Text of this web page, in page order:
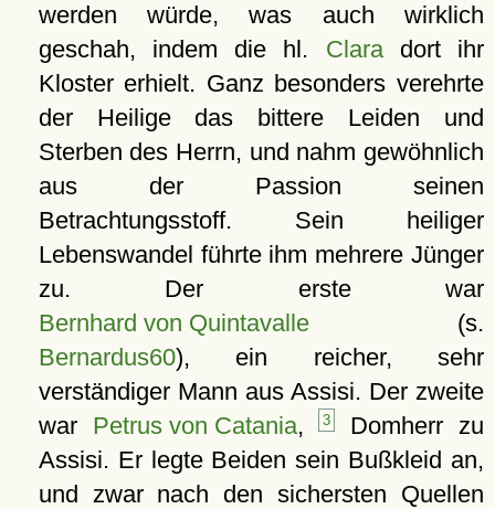
werden würde, was auch wirklich
geschah, indem die hl. Claradort ihr
Kloster erhielt. Ganz besonders verehrte
der Heilige das bittere Leiden und
Sterben des Herrn, und nahm gewöhnlich
aus der Passion seinen
Betrachtungsstoff. Sein heiliger
Lebenswandel führte ihm mehrere Jünger
zu. Der erste war
Bernhard von Quintavalle(s.
Bernardus60), ein reicher, sehr
verständiger Mann aus Assisi. Der zweite
war Petrus von Catania, 3
Domherr zu
Assisi. Er legte Beiden sein Bußkleid an,
und zwar nach den sichersten Quellen